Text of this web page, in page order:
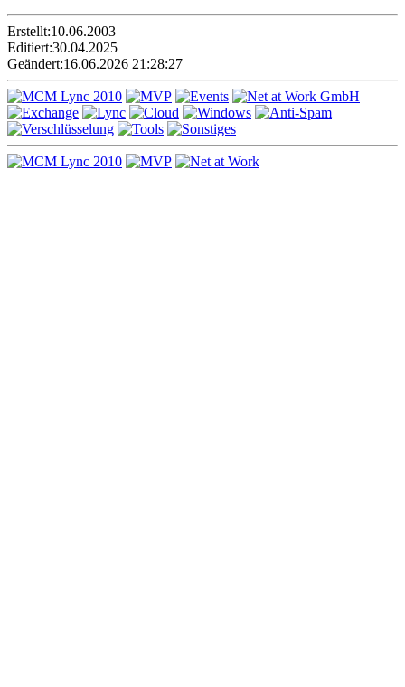
Erstellt:10.06.2003
Editiert:30.04.2025
Geändert:16.06.2026 21:28:27